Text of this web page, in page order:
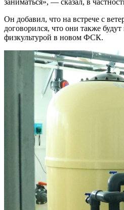
Он добавил, что на встрече с
договорился, что они также
физкультурой в новом ФСК.